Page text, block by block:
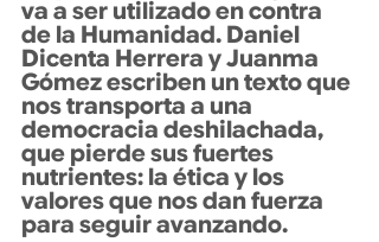
va a ser utilizado en contra
de la Humanidad. Daniel
Dicenta Herrera y Juanma
Gómez escriben un texto que
nos transporta a una
democracia deshilachada,
que pierde sus fuertes
nutrientes: la ética y los
valores que nos dan fuerza
para seguir avanzando.